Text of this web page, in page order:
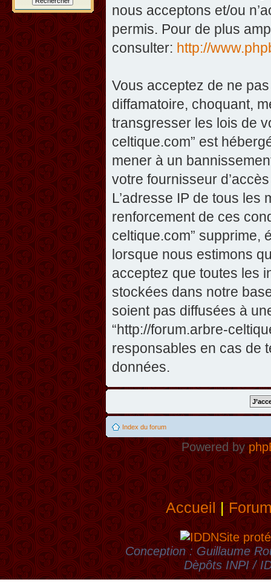
nous acceptons et/ou
permis. Pour de plus
consulter: http://
Vous acceptez de ne
diffamatoire, choquant,
transgresser les lois de
celtique.com” est
mener à un
votre fournisseur
L’adresse IP de tous
renforcement de ces
celtique.com” supprime,
lorsque nous estimons
acceptez que toutes les
stockées dans notre
soient pas diffusées à
“http://forum.arbre-
responsables en cas de
données.
Index du forum
Powered by
Accueil|
Site
Conception : Guillaume
Dèpôts INPI /